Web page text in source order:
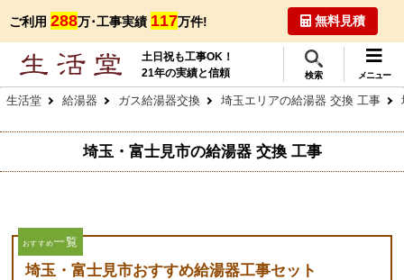
ご利用 288万･工事実績 117万件! 無料見積
土日祝も工事OK！
21年の実績と信頼
検索 メニュー
生活堂 給湯器 ガス給湯器交換 埼玉エリアの給湯器 交換 工事
埼玉・富士見市の給湯器 交換 工事
おすすめ一覧
埼玉・富士見市おすすめ給湯器工事セット